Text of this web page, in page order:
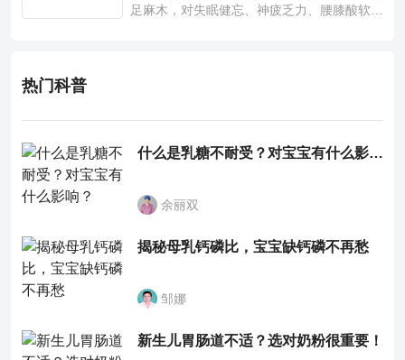
足麻木，对失眠健忘、神疲乏力、腰膝酸软也
热门科普
什么是乳糖不耐受？对宝宝有什么影响？
余丽双
揭秘母乳钙磷比，宝宝缺钙磷不再愁
邹娜
新生儿胃肠道不适？选对奶粉很重要！